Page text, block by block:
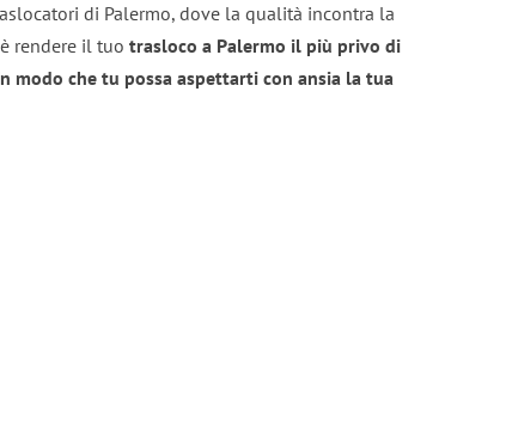
di Palermo, dove la qualità incontra la
rendere il tuo trasloco a Palermo il più privo di
modo che tu possa aspettarti con ansia la tua